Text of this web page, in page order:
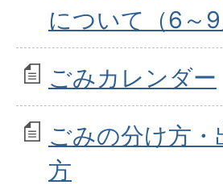
について（6～9
ごみカレンダー
ごみの分け方・
方